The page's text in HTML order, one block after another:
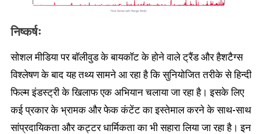
निष्कर्षः
सोशल मीडिया पर बॉलीवुड के बायकॉट के होने वाले ट्रैंड और हैशटैग्स
विश्लेषण के बाद यह तथ्य सामने आ रहा है कि सुनियोजित तरीके से हिन्दी
फिल्म इंडस्ट्री के खिलाफ एक अभियान चलाया जा रहा है। इसके लिए
कई प्रकार के भ्रामक और फेक कंटेंट का इस्तेमाल करने के साथ-साथ
सांप्रदायिकता और कट्टर धार्मिकता का भी सहारा लिया जा रहा है। इन